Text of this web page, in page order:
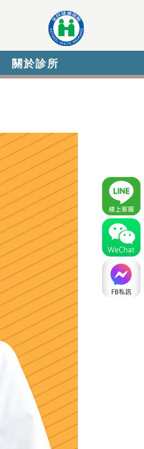
關於診所